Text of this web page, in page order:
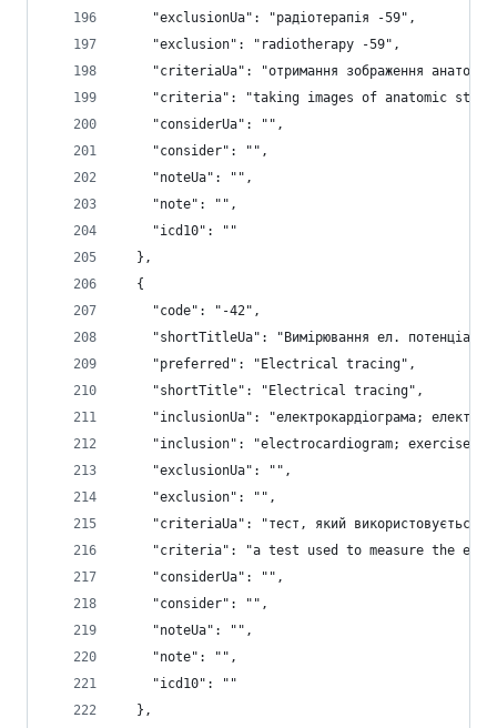
    "exclusionUa": "радіотерапія -59",
    "exclusion": "radiotherapy -59",
"criteriaUa": "отримання зображення
"criteria": "taking images of anatomic
    "considerUa": "",
    "consider": "",
    "noteUa": "",
    "note": "",
    "icd10": ""
  },
  {
    "code": "-42",
"shortTitleUa": "Вимірювання ел.
    "preferred": "Electrical tracing",
    "shortTitle": "Electrical tracing",
"inclusionUa": "електрокардіограма;
"inclusion": "electrocardiogram; exercise
    "exclusionUa": "",
    "exclusion": "",
"criteriaUa": "тест, який використовується
"criteria": "a test used to measure the
    "considerUa": "",
    "consider": "",
    "noteUa": "",
    "note": "",
    "icd10": ""
  },